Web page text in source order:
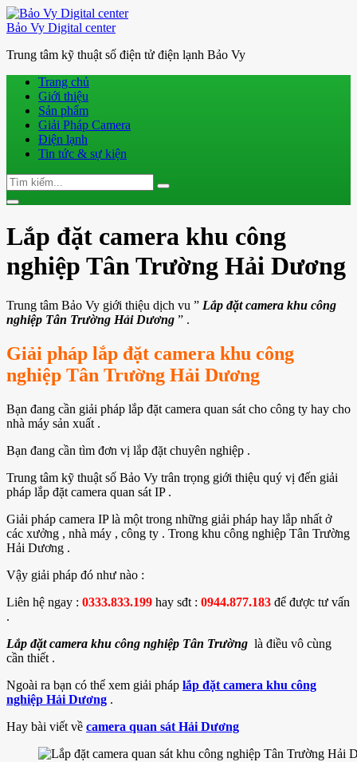
Bảo Vy Digital center
Trung tâm kỹ thuật số điện tử điện lạnh Bảo Vy
Trang chủ
Giới thiệu
Sản phẩm
Giải Pháp Camera
Điện lạnh
Tin tức & sự kiện
Search
for:
Search
Toggle
Lắp đặt camera khu công
nghiệp Tân Trường Hải Dương
Trung tâm Bảo Vy giới thiệu dịch vu ” Lắp đặt camera khu công
nghiệp Tân Trường Hải Dương ” .
Giải pháp lắp đặt camera khu công
nghiệp Tân Trường Hải Dương
Bạn đang cần giải pháp lắp đặt camera quan sát cho công ty hay cho
nhà máy sản xuất .
Bạn đang cần tìm đơn vị lắp đặt chuyên nghiệp .
Trung tâm kỹ thuật số Bảo Vy trân trọng giới thiệu quý vị đến giải
pháp lắp đặt camera quan sát IP .
Giải pháp camera IP là một trong những giải pháp hay lắp nhất ở
các xưởng , nhà máy , công ty . Trong khu công nghiệp Tân Trường
Hải Dương .
Vậy giải pháp đó như nào :
Liên hệ ngay : 0333.833.199 hay sđt : 0944.877.183 để được tư vấn
.
Lắp đặt camera khu công nghiệp Tân Trường là điều vô cùng
cần thiết .
Ngoài ra bạn có thể xem giải pháp lắp đặt camera khu công
nghiệp Hải Dương .
Hay bài viết về camera quan sát Hải Dương